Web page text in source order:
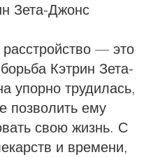
Зета-Джонс
— это
Кэтрин Зета-
упорно трудилась,
позволить ему
свою жизнь. С
и времени,